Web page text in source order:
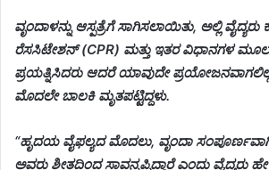
ವೃಂದಾಳನ್ನು ಆಸ್ಪತ್ರೆಗೆ ಸಾಗಿಸಲಾಯಿತು, ಅಲ್ಲಿ
ರೆಸಸಿಟೇಶನ್ (CPR) ಮತ್ತು ಇತರ ವಿಧಾನಗಳ
ಪ್ರಯತ್ನಿಸಿದರು ಆದರೆ ಯಾವುದೇ ಪ್ರಯೋಜನವಾಗಲಿಲ್ಲ
ಮೊದಲೇ ಬಾಲಕಿ ಮೃತಪಟ್ಟಿದ್ದಳು.
“ಹೃದಯ ವೈಫಲ್ಯದ ಮೊದಲು, ವೃಂದಾ
ಅವರು ಶೀತದಿಂದ ಸಾವನ್ನಪ್ಪಿದ್ದಾರೆ ಎಂದು ವೈದ್ಯರು